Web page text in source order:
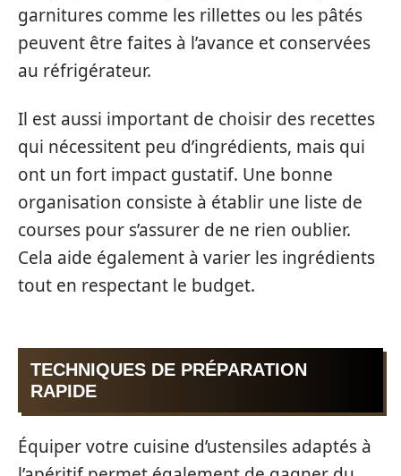
garnitures comme les rillettes ou les pâtés
peuvent être faites à l’avance et conservées
au réfrigérateur.
Il est aussi important de choisir des recettes
qui nécessitent peu d’ingrédients, mais qui
ont un fort impact gustatif. Une bonne
organisation consiste à établir une liste de
courses pour s’assurer de ne rien oublier.
Cela aide également à varier les ingrédients
tout en respectant le budget.
TECHNIQUES DE PRÉPARATION
RAPIDE
Équiper votre cuisine d’ustensiles adaptés à